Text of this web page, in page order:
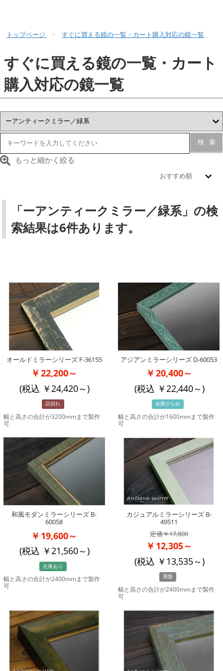
トップページ すぐに買える鏡の一覧・カート購入対応の鏡一覧
すぐに買える鏡の一覧・カート
購入対応の鏡一覧
検索
もっと細かく絞る
「ーアンティークミラー／緑系」の検
索結果は6件あります。
オールドミラーシリーズ F-36155
22,200～
(税込
24,420～)
品切れ
幅と高さの合計が3200mmまで製作
可
アジアンミラーシリーズ D-60053
20,400～
(税込
22,440～)
在庫少なめ
幅と高さの合計が1600mmまで製作
可
和風モダンミラーシリーズ B-
60058
19,600～
(税込
21,560～)
在庫あり
幅と高さの合計が2400mmまで製作
可
カジュアルミラーシリーズ B-
49511
17,800
12,305～
(税込
13,535～)
廃盤
幅と高さの合計が2400mmまで製作
可